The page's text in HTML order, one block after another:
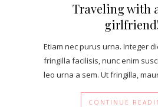
Traveling with
Etiam nec purus urna. Integer
fringilla facilisis, nunc enim
leo urna a sem. Ut fringilla,
CONTINUE